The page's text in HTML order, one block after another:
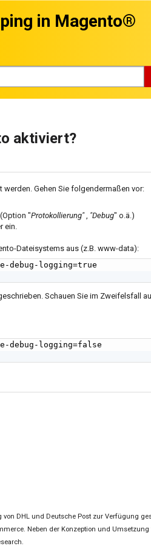
in Magento®
aktiviert?
Gehen Sie folgendermaßen vor:
"Protokollierung", "Debug" o.ä.)
ein.
Dateisystems aus (z.B. www-data):
debug-logging=true
Schauen Sie im Zweifelsfall
debug-logging=false
DHL und Deutsche Post zur Verfügung
Neben der Konzeption und